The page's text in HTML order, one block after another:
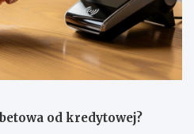
od kredytowej?